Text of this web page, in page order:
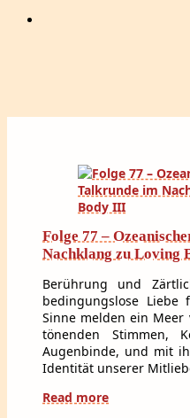
Folge 77 –
Nachklang zu Loving
Berührung und
bedingungslose
Sinne melden ein Meer
tönenden Stimmen,
Augenbinde, und mit
Identität unserer
Read more